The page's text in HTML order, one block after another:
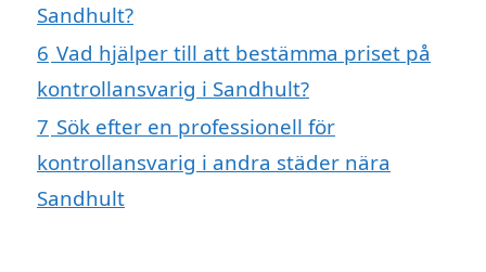
Sandhult?
6 Vad hjälper till att bestämma priset på
kontrollansvarig i Sandhult?
7 Sök efter en professionell för
kontrollansvarig i andra städer nära
Sandhult